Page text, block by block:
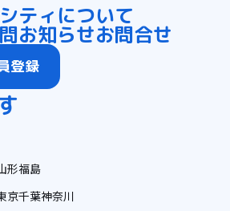
ティについて
お知らせお問合せ
登録
形福島
京千葉神奈川